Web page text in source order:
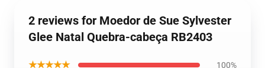
2 reviews for Moedor de Sue Sylvester
Glee Natal Quebra-cabeça RB2403
★★★★★ 100%